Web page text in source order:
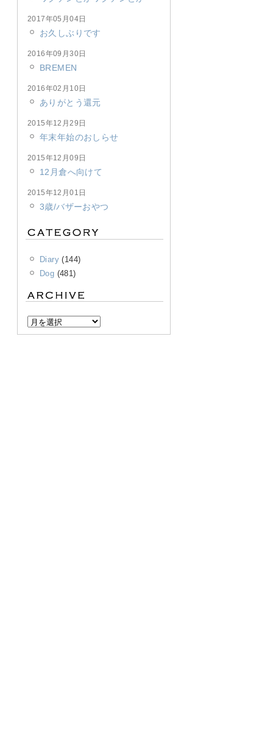
2017年05月04日
お久しぶりです
2016年09月30日
BREMEN
2016年02月10日
ありがとう還元
2015年12月29日
年末年始のおしらせ
2015年12月09日
12月倉へ向けて
2015年12月01日
3歳/バザーおやつ
Diary(144)
Dog (481)